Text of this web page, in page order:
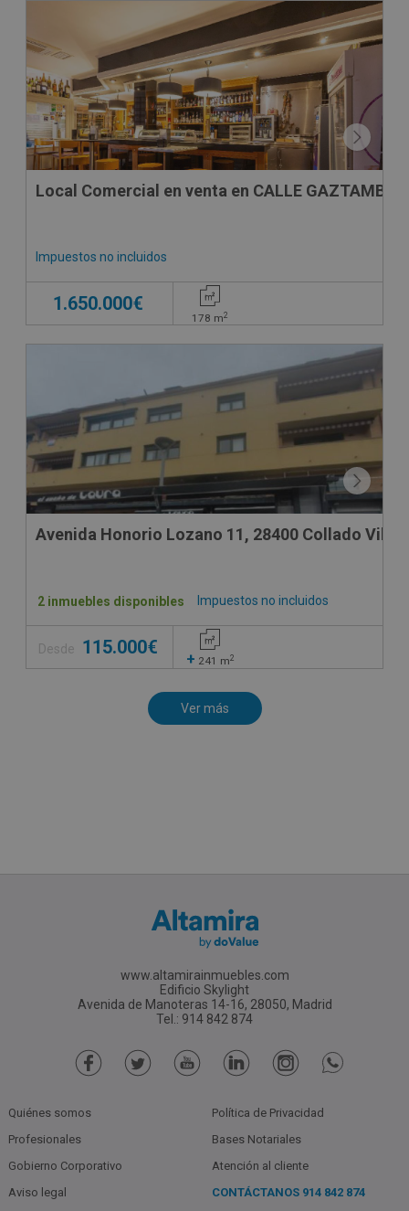
Local Comercial en venta en CALLE
Impuestos no incluidos
1.650.000€
178 m2
Avenida Honorio Lozano 11, 28400 Collado
Impuestos no incluidos
2 inmuebles disponibles
Desde 115.000€
+ 241 m2
www.altamirainmuebles.com
Edificio Skylight
Avenida de Manoteras 14-16, 28050, Madrid
Tel.: 914 842 874
Quiénes somos
Profesionales
Gobierno Corporativo
Aviso legal
Política de Privacidad
Bases Notariales
Atención al cliente
CONTÁCTANOS 914 842 874